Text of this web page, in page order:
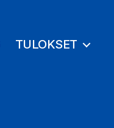
TULOKSET